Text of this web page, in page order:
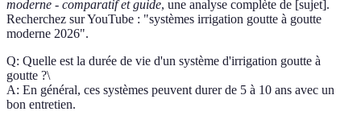
moderne - comparatif et guide, une analyse complète de [sujet].
Recherchez sur YouTube : "systèmes irrigation goutte à goutte
moderne 2026".
Q: Quelle est la durée de vie d'un système d'irrigation goutte à
goutte ?\
A: En général, ces systèmes peuvent durer de 5 à 10 ans avec un
bon entretien.